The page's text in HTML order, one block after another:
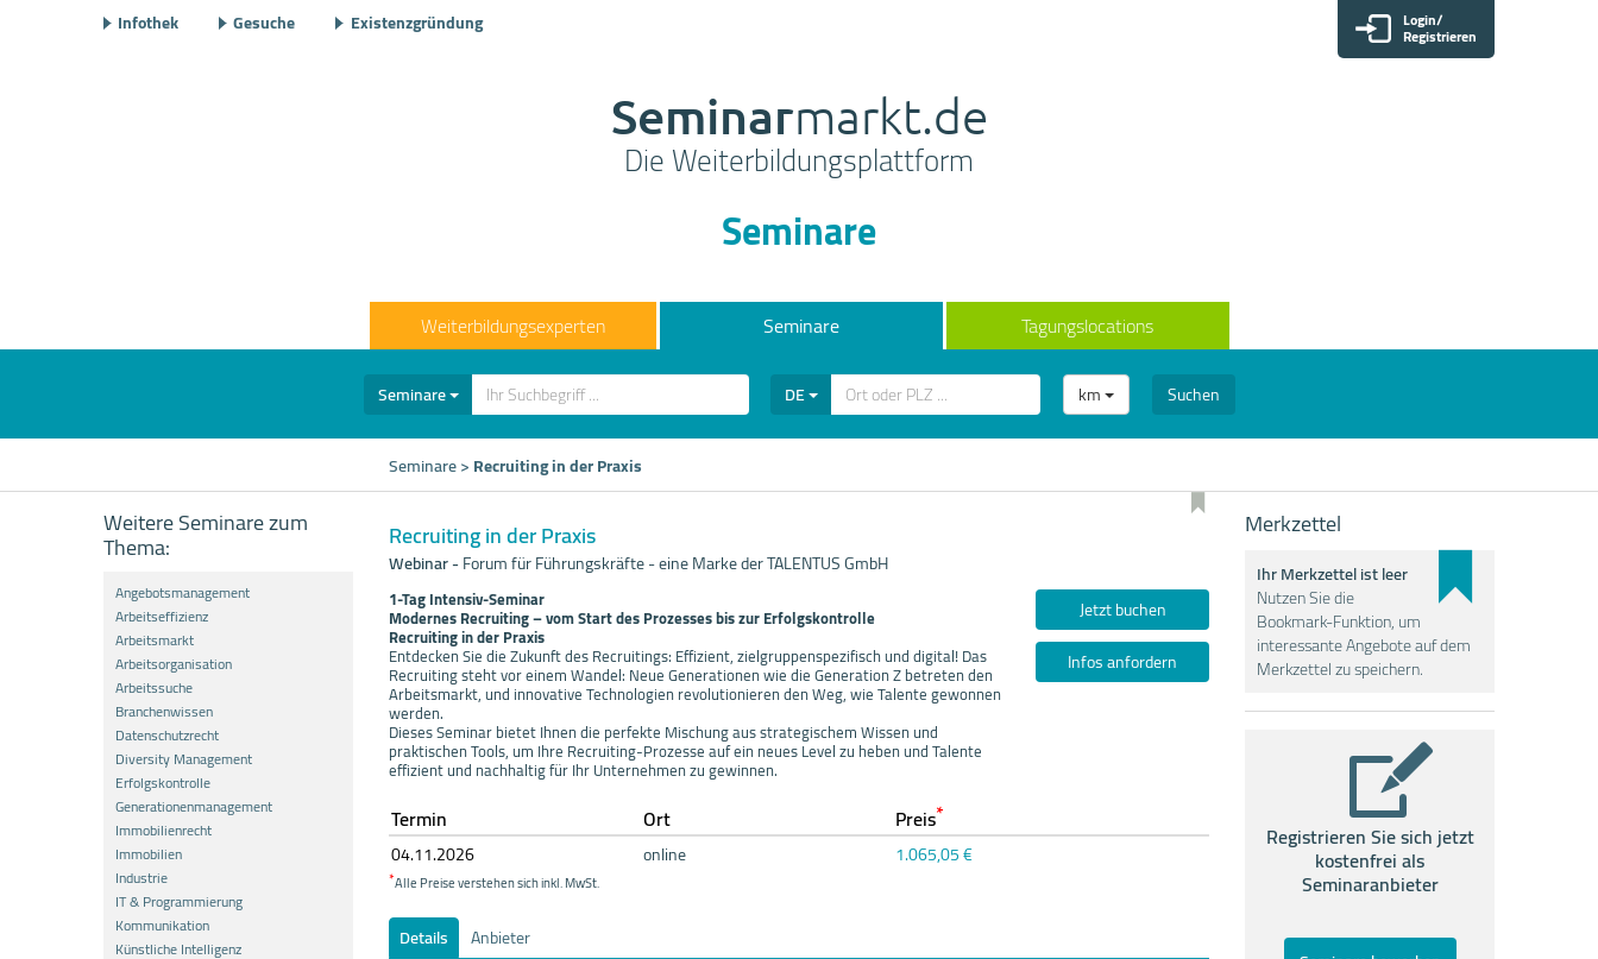
Infothek Gesuche Existenzgründung Login/
Registrieren
Seminarmarkt.de
Die Weiterbildungsplattform
Seminare
Weiterbildungsexperten Seminare Tagungslocations
Seminare DE km Suchen
Seminare>Recruiting in der Praxis
Weitere Seminare zum
Thema:
Angebotsmanagement
Arbeitseffizienz
Arbeitsmarkt
Arbeitsorganisation
Arbeitssuche
Branchenwissen
Datenschutzrecht
Diversity Management
Erfolgskontrolle
Generationenmanagement
Immobilienrecht
Immobilien
Industrie
IT & Programmierung
Kommunikation
Künstliche Intelligenz
Recruiting in der Praxis
Webinar-Forum für Führungskräfte - eine Marke der TALENTUS GmbH
1-Tag Intensiv-Seminar
Modernes Recruiting – vom Start des Prozesses bis zur Erfolgskontrolle
Recruiting in der Praxis
Entdecken Sie die Zukunft des Recruitings: Effizient, zielgruppenspezifisch und digital! Das
Recruiting steht vor einem Wandel: Neue Generationen wie die Generation Z betreten den
Arbeitsmarkt, und innovative Technologien revolutionieren den Weg, wie Talente gewonnen
werden.
Dieses Seminar bietet Ihnen die perfekte Mischung aus strategischem Wissen und
praktischen Tools, um Ihre Recruiting-Prozesse auf ein neues Level zu heben und Talente
effizient und nachhaltig für Ihr Unternehmen zu gewinnen.
Jetzt buchen
Infos anfordern
Termin Ort Preis*
04.11.2026 online 1.065,05 €
*Alle Preise verstehen sich inkl. MwSt.
Details
Anbieter
Merkzettel
Ihr Merkzettel ist leer
Nutzen Sie die
Bookmark-Funktion, um
interessante Angebote auf dem
Merkzettel zu speichern.
Registrieren Sie sich jetzt
kostenfrei als
Seminaranbieter